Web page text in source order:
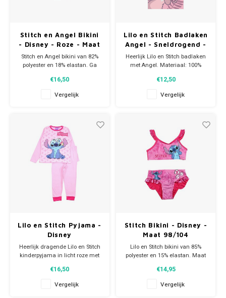
Stitch en Angel Bikini
- Disney - Roze - Maat
98
Stitch en Angel bikini van 82%
polyester en 18% elastan. Ga
naar het zwembad of het
strand.
€16,50
Vergelijk
Lilo en Stitch Badlaken
Angel - Sneldrogend -
Disney
Heerlijk Lilo en Stitch badlaken
met Angel. Materiaal: 100%
Stitch handdoek is ideaal voor
thuisgebruik of bij de zwemles
maar ook groot genoeg om
€12,50
Vergelijk
Lilo en Stitch Pyjama -
Disney
Heerlijk dragende Lilo en Stitch
kinderpyjama in licht roze met
leuke pyjama heeft lange
mouwen en een lange broek.
Materiaal: 100% katoen. Slapen
€16,50
Vergelijk
Stitch Bikini - Disney -
Maat 98/104
Lilo en Stitch bikini van 85%
polyester en 15% elastan. Maat
glans rushes op het bikinihesje
en bikinibroekje. Met deze
mooie Disney bikini val je extra
€14,95
Vergelijk